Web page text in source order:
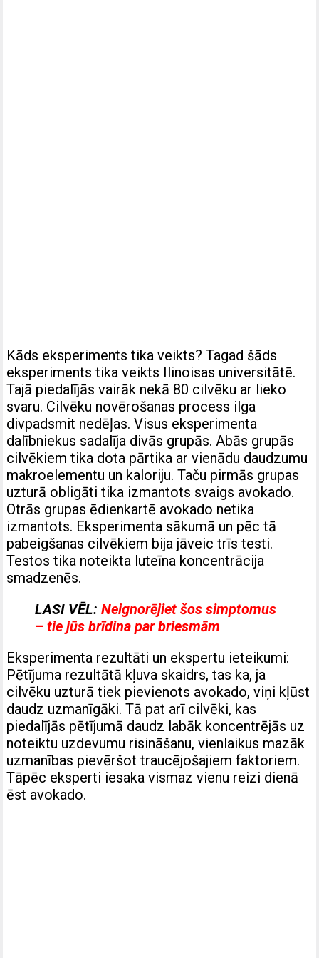
Kāds eksperiments tika veikts? Tagad šāds
eksperiments tika veikts Ilinoisas universitātē.
Tajā piedalījās vairāk nekā 80 cilvēku ar lieko
svaru. Cilvēku novērošanas process ilga
divpadsmit nedēļas. Visus eksperimenta
dalībniekus sadalīja divās grupās. Abās grupās
cilvēkiem tika dota pārtika ar vienādu daudzumu
makroelementu un kaloriju. Taču pirmās grupas
uzturā obligāti tika izmantots svaigs avokado.
Otrās grupas ēdienkartē avokado netika
izmantots. Eksperimenta sākumā un pēc tā
pabeigšanas cilvēkiem bija jāveic trīs testi.
Testos tika noteikta luteīna koncentrācija
smadzenēs.
LASI VĒL: Neignorējiet šos simptomus
– tie jūs brīdina par briesmām
Eksperimenta rezultāti un ekspertu ieteikumi:
Pētījuma rezultātā kļuva skaidrs, tas ka, ja
cilvēku uzturā tiek pievienots avokado, viņi kļūst
daudz uzmanīgāki. Tā pat arī cilvēki, kas
piedalījās pētījumā daudz labāk koncentrējās uz
noteiktu uzdevumu risināšanu, vienlaikus mazāk
uzmanības pievēršot traucējošajiem faktoriem.
Tāpēc eksperti iesaka vismaz vienu reizi dienā
ēst avokado.